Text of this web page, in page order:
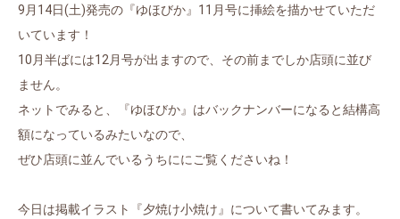
9月14日(土)発売の『ゆほびか』11月号に挿絵を描かせていただ
いています！
10月半ばには12月号が出ますので、その前までしか店頭に並び
ません。
ネットでみると、『ゆほびか』はバックナンバーになると結構高
額になっているみたいなので、
ぜひ店頭に並んでいるうちににご覧くださいね！
今日は掲載イラスト『夕焼け小焼け』について書いてみます。